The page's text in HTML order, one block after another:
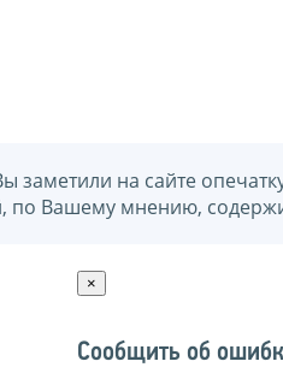
заметили на сайте
по Вашему мнению,
×
Сообщить об